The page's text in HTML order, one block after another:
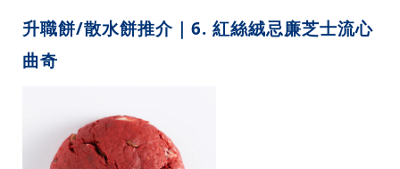
升職餅/散水餅推介｜6. 紅絲絨忌廉芝士流心
曲奇